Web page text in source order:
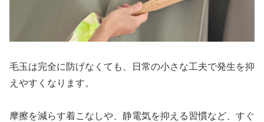
毛玉は完全に防げなくても、日常の小さな工夫で発生を抑
えやすくなります。
摩擦を減らす着こなしや、静電気を抑える習慣など、すぐ